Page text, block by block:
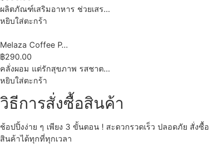
ผลิตภัณฑ์เสริมอาหาร ช่วยเสร…
หยิบใส่ตะกร้า
Melaza Coffee P…
฿290.00
คลั่งผอม แต่รักสุขภาพ รสชาต…
หยิบใส่ตะกร้า
วิธีการสั่งซื้อสินค้า
ช้อปปิ้งง่าย ๆ เพียง 3 ขั้นตอน ! สะดวกรวดเร็ว ปลอดภัย สั่งซื้อ
สินค้าได้ทุกที่ทุกเวลา